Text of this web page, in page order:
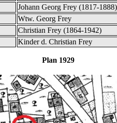
Johann Georg Frey (1817-1888)
Wtw. Georg Frey
Christian Frey (1864-1942)
Kinder d. Christian Frey
Plan